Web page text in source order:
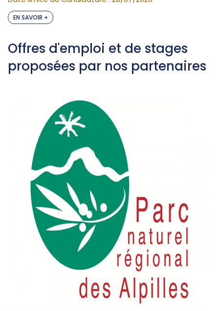
EN SAVOIR +
Offres d'emploi et de stages
proposées par nos partenaires